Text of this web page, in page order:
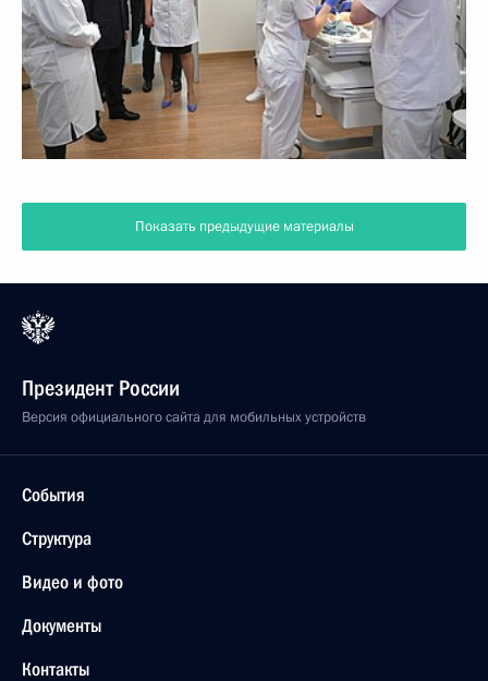
Показать предыдущие материалы
Президент России
Версия официального сайта для мобильных устройств
События
Структура
Видео и фото
Документы
Контакты